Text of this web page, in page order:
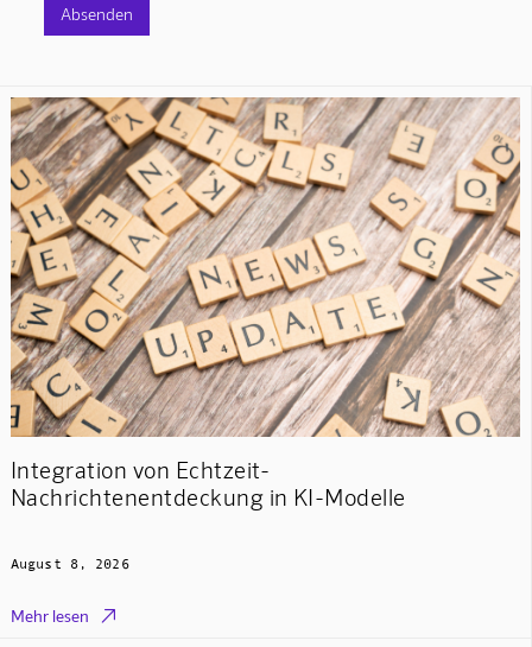
Integration von Echtzeit-
Nachrichtenentdeckung in KI-Modelle
August 8, 2026
Mehr lesen 